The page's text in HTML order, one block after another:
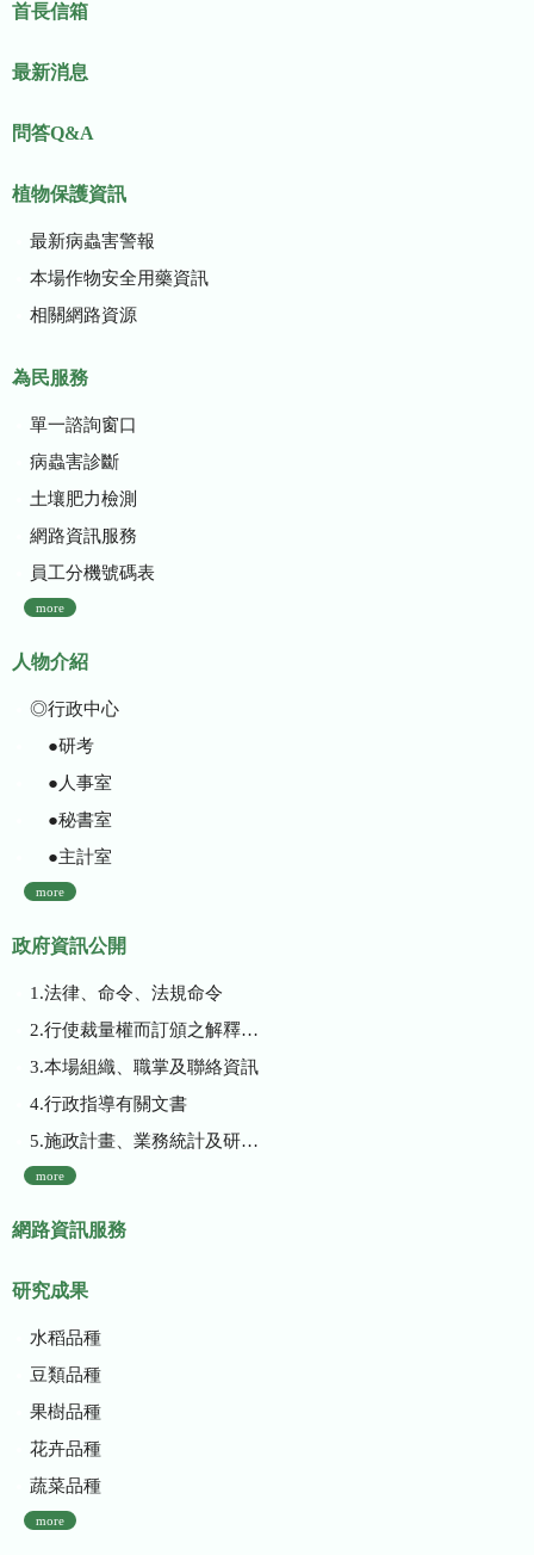
首長信箱
最新消息
問答Q&A
植物保護資訊
最新病蟲害警報
本場作物安全用藥資訊
相關網路資源
為民服務
單一諮詢窗口
病蟲害診斷
土壤肥力檢測
網路資訊服務
員工分機號碼表
more
人物介紹
◎行政中心
●研考
●人事室
●秘書室
●主計室
more
政府資訊公開
1.法律、命令、法規命令
2.行使裁量權而訂頒之解釋性規定及裁量基準
3.本場組織、職掌及聯絡資訊
4.行政指導有關文書
5.施政計畫、業務統計及研究報告
more
網路資訊服務
研究成果
水稻品種
豆類品種
果樹品種
花卉品種
蔬菜品種
more